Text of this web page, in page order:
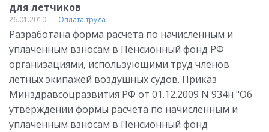
для летчиков
26.01.2010 Оплата труда
Разработана форма расчета по начисленным и
уплаченным взносам в Пенсионный фонд РФ
организациями, использующими труд членов
летных экипажей воздушных судов. Приказ
Минздравсоцразвития РФ от 01.12.2009 N 934н "Об
утверждении формы расчета по начисленным и
уплаченным взносам в Пенсионный фонд